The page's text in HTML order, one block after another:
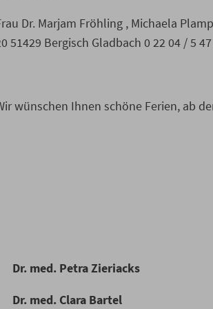
Dr. Marjam Fröhling , Michaela
51429 Bergisch Gladbach 0 22 04 / 5
wünschen Ihnen schöne Ferien, ab
Dr. med. Petra Zieriacks
Dr. med. Clara Bartel